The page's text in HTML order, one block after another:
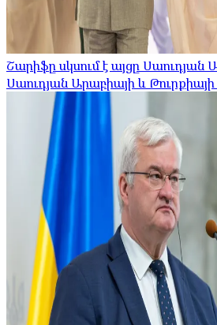
Շարիֆը սկսում է այցը Սաուդյան
Սաուդյան Արաբիայի և